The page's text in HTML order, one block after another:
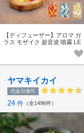
【ディフューザー】アロマ ガ
ラス モザイク 超音波 噴霧 LE
D ランプ 照明 ステンドガラス
ヤマキイカイ
代金引換可
24 件 全1496件